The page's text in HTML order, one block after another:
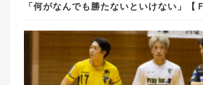
「何がなんでも勝たないといけない」